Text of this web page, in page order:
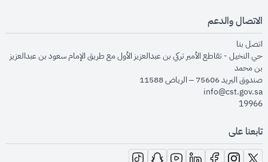
الاتصال والدعم
اتصل بنا
حي النخيل - تقاطع الأمير تركي بن عبدالعزيز الأول مع طريق الإمام سعود بن عبدالعزيز
بن محمد
صندوق البريد 75606 – الرياض 11588
info@cst.gov.sa
19966
تابعنا على